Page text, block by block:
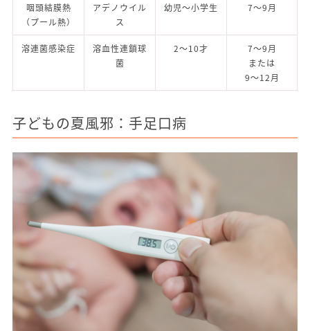
咽頭結膜熱
（プール熱）
アデノウイル
ス
幼児～小学生 7～9月
溶連菌感染症
溶血性連鎖球
菌
2～10才
7～9月
または
9～12月
子どもの夏風邪：手足口病